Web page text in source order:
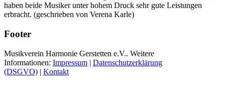
haben beide Musiker unter hohem Druck sehr gute Leistungen
erbracht. (geschrieben von Verena Karle)
Footer
Musikverein Harmonie Gerstetten e.V.. Weitere
Informationen: Impressum | Datenschutzerklärung
(DSGVO) | Kontakt